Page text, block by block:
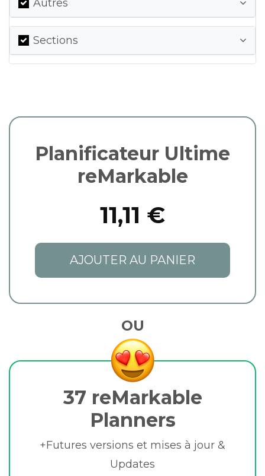
Autres
Sections
Planificateur Ultime
reMarkable
11,11 €
AJOUTER AU PANIER
OU
37 reMarkable
Planners
+Futures versions et mises à jour &
Updates